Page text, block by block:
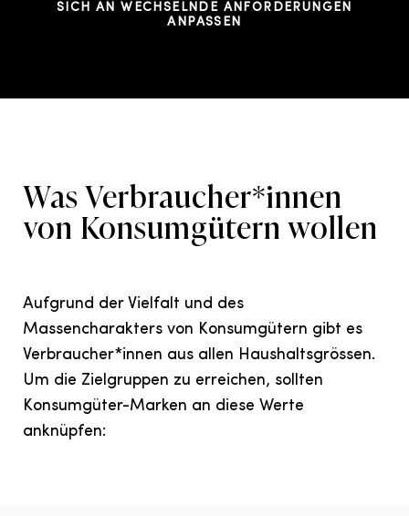
SICH AN WECHSELNDE ANFORDERUNGEN
ANPASSEN
Was Verbraucher*innen
von Konsumgütern wollen
Aufgrund der Vielfalt und des
Massencharakters von Konsumgütern gibt es
Verbraucher*innen aus allen Haushaltsgrössen.
Um die Zielgruppen zu erreichen, sollten
Konsumgüter-Marken an diese Werte
anknüpfen: